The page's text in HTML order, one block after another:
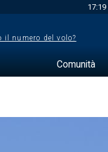
17:19
il numero del volo?
Comunità